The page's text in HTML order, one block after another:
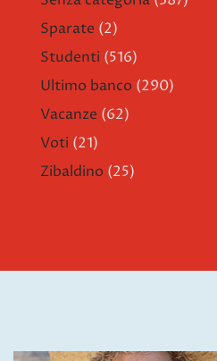
Sparate (2)
Studenti (516)
Ultimo banco (290)
Vacanze (62)
Voti (21)
Zibaldino (25)